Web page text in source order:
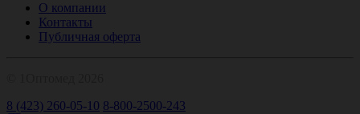
О компании
Контакты
Публичная оферта
8 (423) 260-05-10 8-800-2500-243